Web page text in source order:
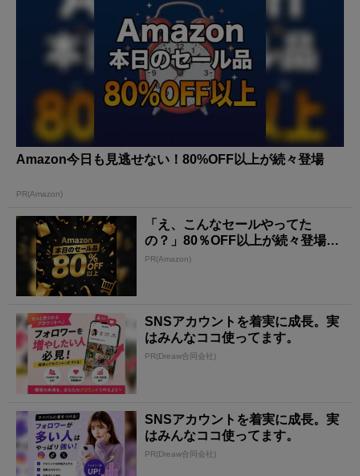
Amazon今日も見逃せない！80%OFF以上が続々登場
PR(Amazon)
「え、こんなセールやってた
の？」80％OFF以上が続々登場！
Amazonの本気が...
PR(Amazon)
SNSアカウントを着実に成長。実
はみんなココ使ってます。
PR(Dreaw合同会社)
SNSアカウントを着実に成長。実
はみんなココ使ってます。
PR(Dreaw合同会社)